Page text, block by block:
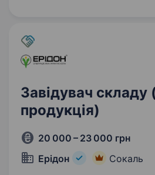
Завідувач складу
продукція)
20 000 – 23 000 грн
Ерідон
Сокаль